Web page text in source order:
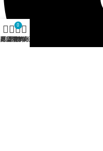
商店
愿望清单
0
购物车
我的账户